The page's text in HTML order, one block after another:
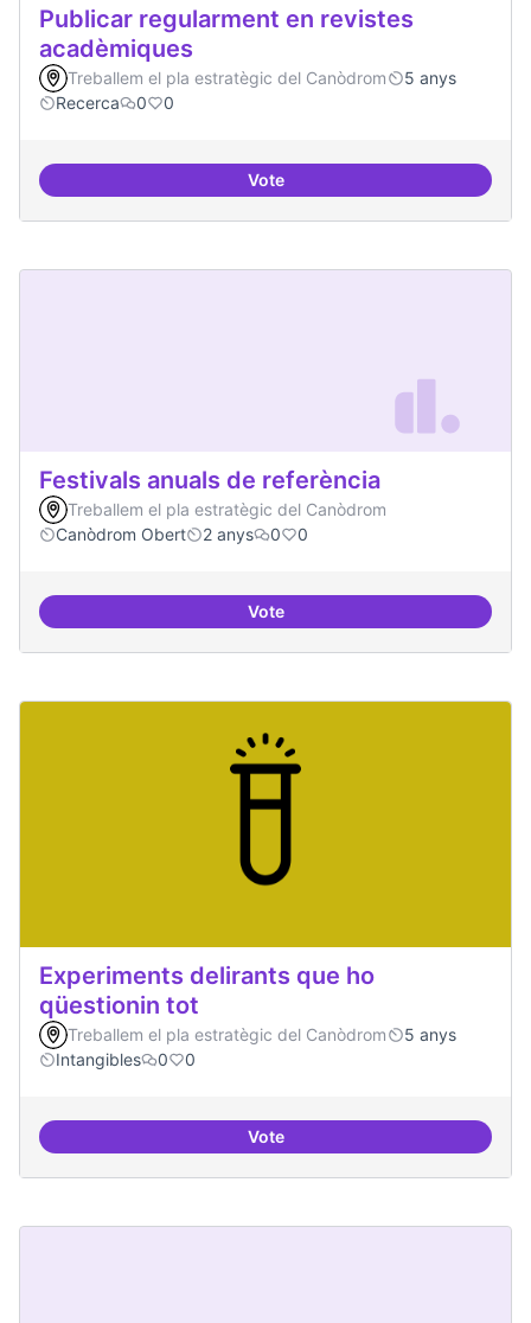
Publicar regularment en revistes
acadèmiques
Treballem el pla estratègic del Canòdrom
5 anys
Recerca
0 0
VotePublicar regularment en
Festivals anuals de referència
Treballem el pla estratègic del Canòdrom
Canòdrom Obert
2 anys 0 0
VoteFestivals anuals de referència
Experiments delirants que ho
qüestionin tot
Treballem el pla estratègic del Canòdrom
5 anys
Intangibles
0 0
VoteExperiments delirants que ho